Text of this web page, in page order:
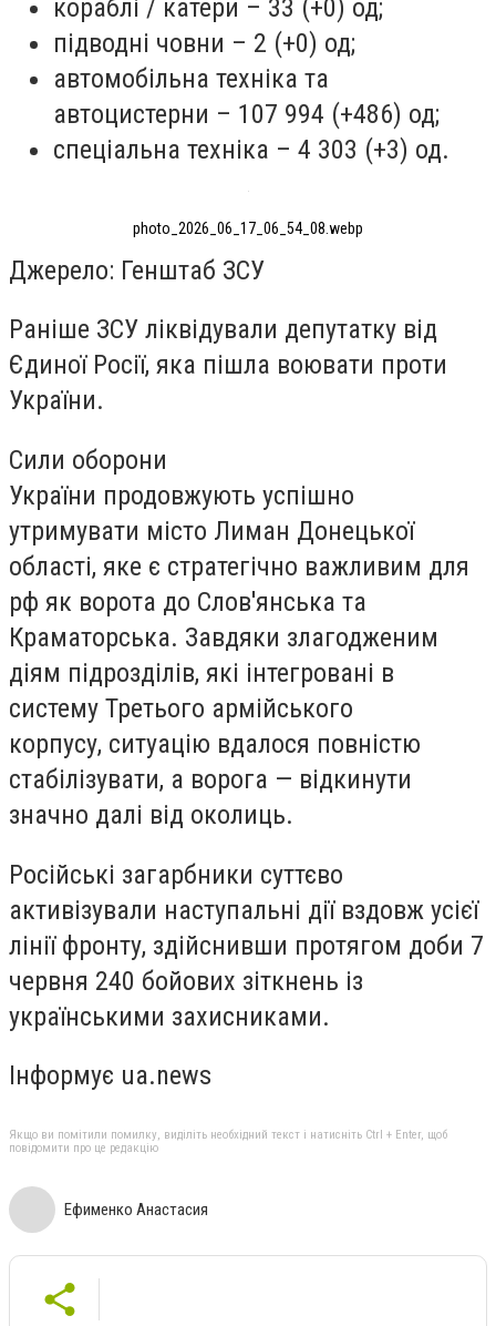
кораблі / катери – 33 (+0) од;
підводні човни – 2 (+0) од;
автомобільна техніка та
автоцистерни – 107 994 (+486) од;
спеціальна техніка – 4 303 (+3) од.
photo_2026_06_17_06_54_08.webp
Джерело: Генштаб ЗСУ
Раніше ЗСУ ліквідували депутатку від
Єдиної Росії, яка пішла воювати проти
України.
Сили оборони
України продовжують успішно
утримувати місто Лиман Донецької
області, яке є стратегічно важливим для
рф як ворота до Слов'янська та
Краматорська. Завдяки злагодженим
діям підрозділів, які інтегровані в
систему Третього армійського
корпусу, ситуацію вдалося повністю
стабілізувати, а ворога — відкинути
значно далі від околиць.
Російські загарбники суттєво
активізували наступальні дії вздовж усієї
лінії фронту, здійснивши протягом доби 7
червня 240 бойових зіткнень із
українськими захисниками.
Інформує ua.news
Якщо ви помітили помилку, виділіть необхідний текст і натисніть Ctrl + Enter, щоб
повідомити про це редакцію
Ефименко Анастасия